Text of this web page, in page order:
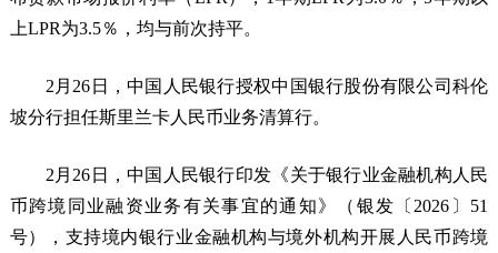
上LPR为3.5％，均与前次持平。
2月26日，中国人民银行授权中国银行股份有限公司科伦
坡分行担任斯里兰卡人民币业务清算行。
2月26日，中国人民银行印发《关于银行业金融机构人民
币跨境同业融资业务有关事宜的通知》（银发〔2026〕51
号），支持境内银行业金融机构与境外机构开展人民币跨境